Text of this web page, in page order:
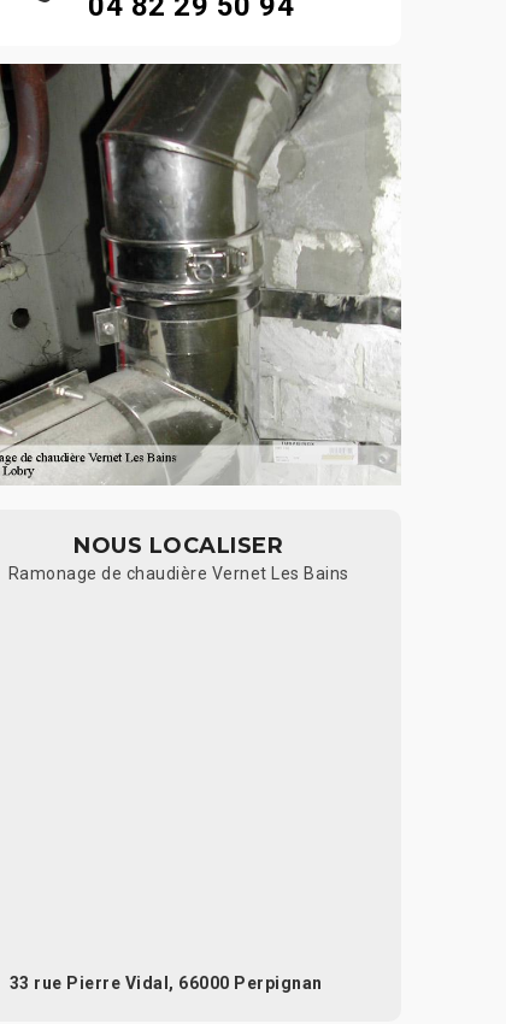
NOUS LOCALISER
Ramonage de chaudière Vernet Les Bains
33 rue Pierre Vidal, 66000 Perpignan